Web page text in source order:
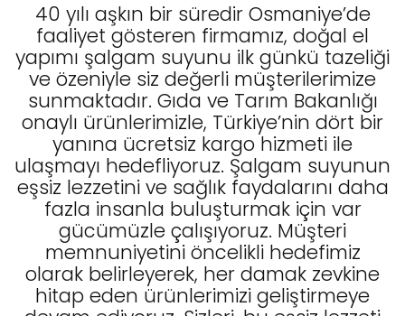
40 yılı aşkın bir süredir Osmaniye’de
faaliyet gösteren firmamız, doğal el
yapımı şalgam suyunu ilk günkü tazeliği
ve özeniyle siz değerli müşterilerimize
sunmaktadır. Gıda ve Tarım Bakanlığı
onaylı ürünlerimizle, Türkiye’nin dört bir
yanına ücretsiz kargo hizmeti ile
ulaşmayı hedefliyoruz. Şalgam suyunun
eşsiz lezzetini ve sağlık faydalarını daha
fazla insanla buluşturmak için var
gücümüzle çalışıyoruz. Müşteri
memnuniyetini öncelikli hedefimiz
olarak belirleyerek, her damak zevkine
hitap eden ürünlerimizi geliştirmeye